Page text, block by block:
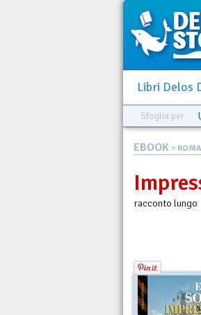
Libri Delos
Sfoglia per
EBOOK >
racconto lungo